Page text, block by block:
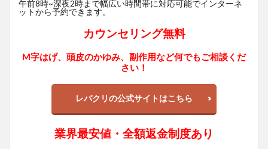
午前8時~深夜2時まで幅広い時間帯に対応可能でインターネ
ットから予約できます。
カウンセリング無料
M字はげ、頭皮のかゆみ、副作用など何でもご相談くだ
さい！
レバクリの公式サイトはこちら
業界最安値・全額返金制度あり